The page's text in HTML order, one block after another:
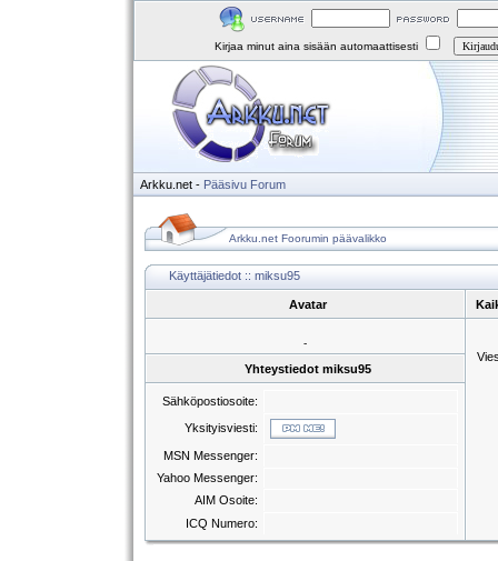
Kirjaa minut aina sisään automaattisesti
Arkku.net - Pääsivu Forum
Arkku.net Foorumin päävalikko
Käyttäjätiedot :: miksu95
Avatar
-
Yhteystiedot miksu95
Sähköpostiosoite:
Yksityisviesti:
MSN Messenger:
Yahoo Messenger:
AIM Osoite:
ICQ Numero: